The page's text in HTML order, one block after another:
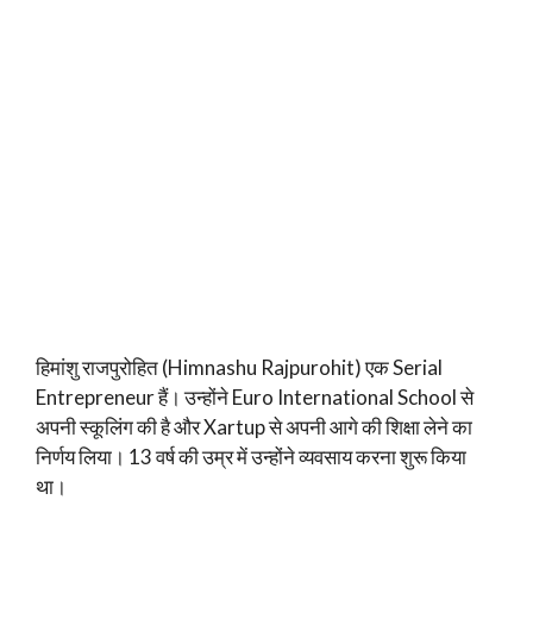
हिमांशु राजपुरोहित (Himnashu Rajpurohit) एक Serial
Entrepreneur हैं। उन्होंने Euro International School से
अपनी स्कूलिंग की है और Xartup से अपनी आगे की शिक्षा लेने का
निर्णय लिया। 13 वर्ष की उम्र में उन्होंने व्यवसाय करना शुरू किया
था।